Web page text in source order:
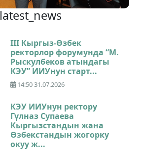
latest_news
III Кыргыз-Өзбек
ректорлор форумунда “М.
Рыскулбеков атындагы
КЭУ” ИИУнун старт...
14:50 31.07.2026
КЭУ ИИУнун ректору
Гүлназ Супаева
Кыргызстандын жана
Өзбекстандын жогорку
окуу ж...